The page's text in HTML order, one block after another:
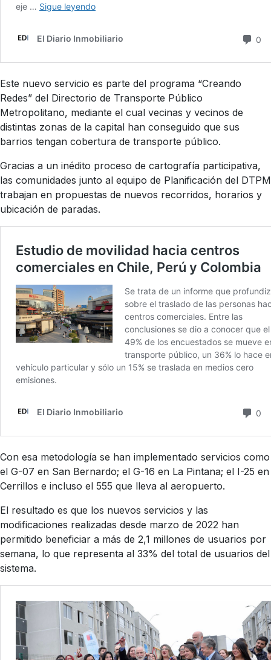
Este nuevo servicio es parte del programa “Creando
Redes” del Directorio de Transporte Público
Metropolitano, mediante el cual vecinas y vecinos de
distintas zonas de la capital han conseguido que sus
barrios tengan cobertura de transporte público.
Gracias a un inédito proceso de cartografía participativa,
las comunidades junto al equipo de Planificación del DTPM
trabajan en propuestas de nuevos recorridos, horarios y
ubicación de paradas.
Con esa metodología se han implementado servicios como
el G-07 en San Bernardo; el G-16 en La Pintana; el I-25 en
Cerrillos e incluso el 555 que lleva al aeropuerto.
El resultado es que los nuevos servicios y las
modificaciones realizadas desde marzo de 2022 han
permitido beneficiar a más de 2,1 millones de usuarios por
semana, lo que representa al 33% del total de usuarios del
sistema.